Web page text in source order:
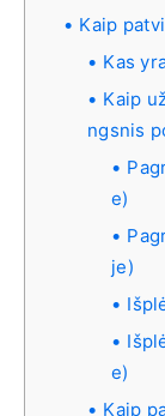
Kaip
Kas
Kaip
ngsnis
e)
je)
e)
Kaip